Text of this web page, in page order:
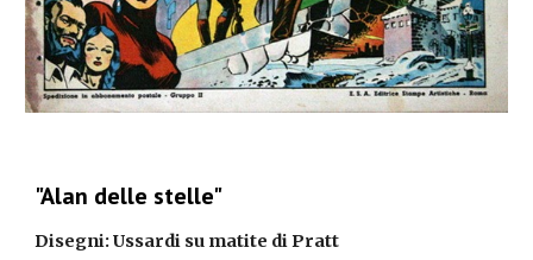
"Alan delle stelle"
Disegni: Ussardi su matite di Pratt